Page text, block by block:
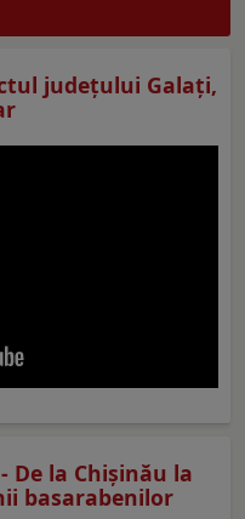
judeţului Galaţi,
De la Chișinău la
basarabenilor